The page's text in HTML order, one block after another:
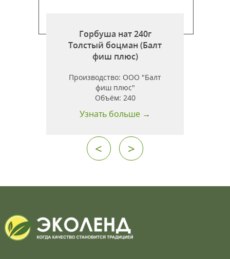
Горбуша нат 240г
Толстый боцман (Балт
фиш плюс)
Производство: ООО "Балт
фиш плюс"
Объём: 240
Узнать больше →
< >